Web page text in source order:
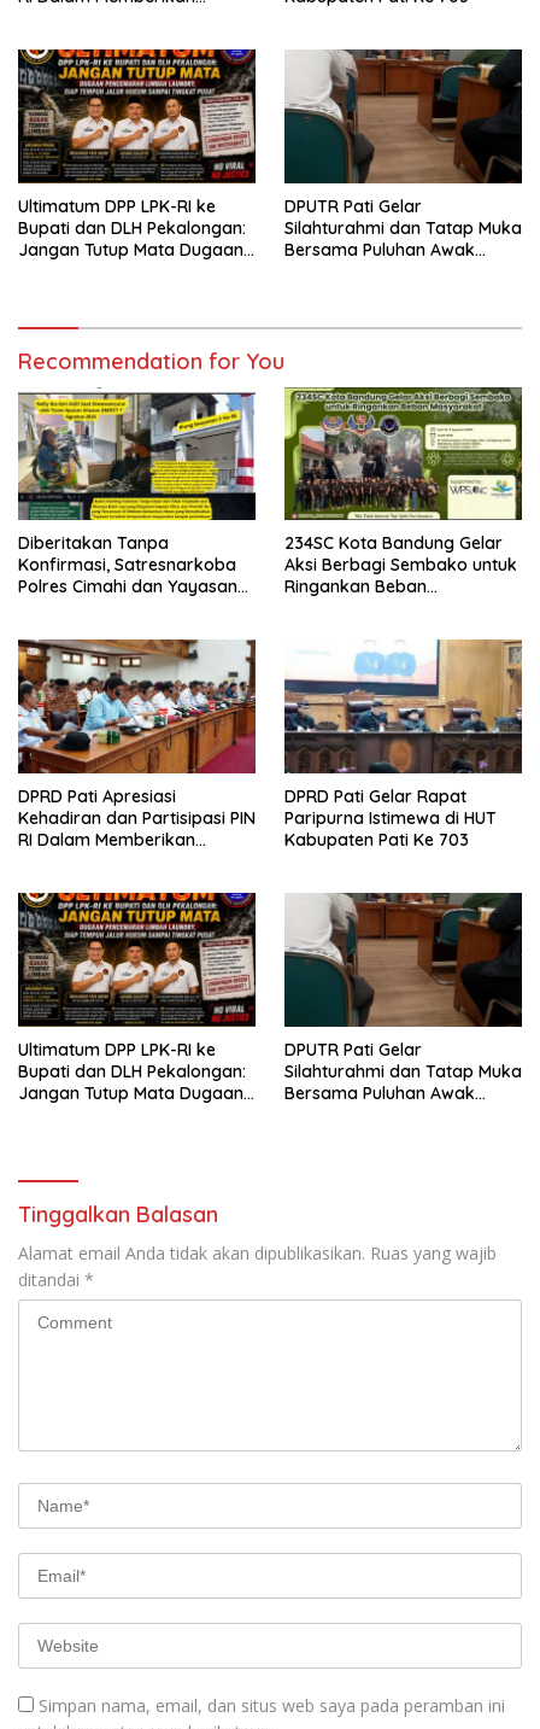
Ultimatum DPP LPK-RI ke
Bupati dan DLH Pekalongan:
Jangan Tutup Mata Dugaan
DPUTR Pati Gelar
Silahturahmi dan Tatap Muka
Bersama Puluhan Awak
Recommendation for You
Diberitakan Tanpa
Konfirmasi, Satresnarkoba
Polres Cimahi dan Yayasan
234SC Kota Bandung Gelar
Aksi Berbagi Sembako untuk
Ringankan Beban
DPRD Pati Apresiasi
Kehadiran dan Partisipasi PIN
RI Dalam Memberikan
DPRD Pati Gelar Rapat
Paripurna Istimewa di HUT
Kabupaten Pati Ke 703
Ultimatum DPP LPK-RI ke
Bupati dan DLH Pekalongan:
Jangan Tutup Mata Dugaan
DPUTR Pati Gelar
Silahturahmi dan Tatap Muka
Bersama Puluhan Awak
Tinggalkan Balasan
Alamat email Anda tidak akan dipublikasikan. Ruas yang wajib
ditandai *
Simpan nama, email, dan situs web saya pada peramban ini